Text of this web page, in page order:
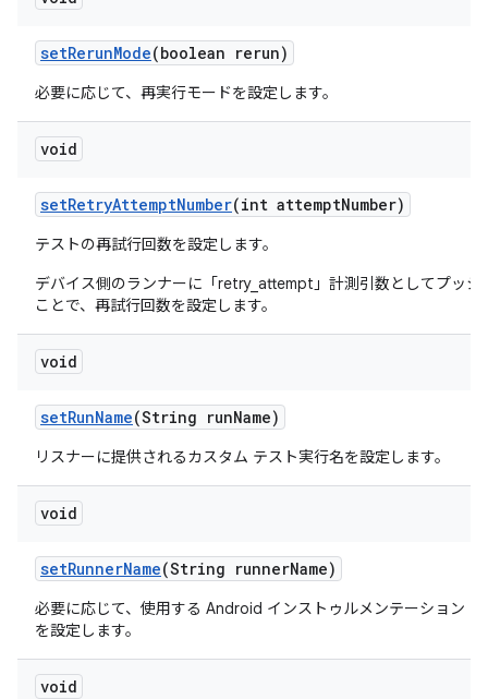
setRerunMode(boolean rerun)
必要に応じて、再実行モードを設定します。
void
setRetryAttemptNumber(int attemptNumber)
テストの再試行回数を設定します。
デバイス側のランナーに「retry_attempt」計測引数としてプッシ
ことで、再試行回数を設定します。
void
setRunName(String runName)
リスナーに提供されるカスタム テスト実行名を設定します。
void
setRunnerName(String runnerName)
必要に応じて、使用する Android インストゥルメンテーション
を設定します。
void